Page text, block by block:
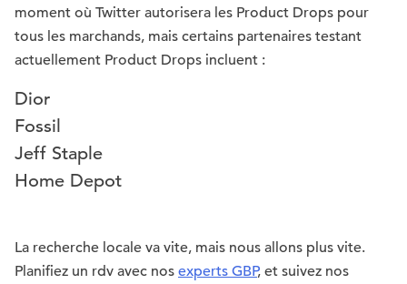
moment où Twitter autorisera les Product Drops pour
tous les marchands, mais certains partenaires testant
actuellement Product Drops incluent :
Dior
Fossil
Jeff Staple
Home Depot
La recherche locale va vite, mais nous allons plus vite.
Planifiez un rdv avec nos experts GBP, et suivez nos